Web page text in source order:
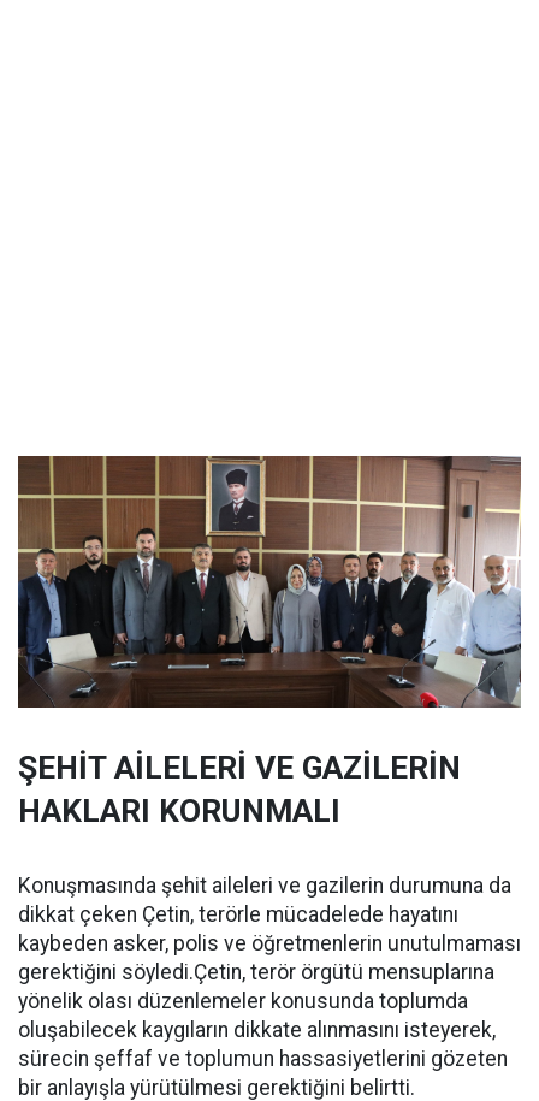
ŞEHİT AİLELERİ VE GAZİLERİN
HAKLARI KORUNMALI
Konuşmasında şehit aileleri ve gazilerin durumuna da
dikkat çeken Çetin, terörle mücadelede hayatını
kaybeden asker, polis ve öğretmenlerin unutulmaması
gerektiğini söyledi.Çetin, terör örgütü mensuplarına
yönelik olası düzenlemeler konusunda toplumda
oluşabilecek kaygıların dikkate alınmasını isteyerek,
sürecin şeffaf ve toplumun hassasiyetlerini gözeten
bir anlayışla yürütülmesi gerektiğini belirtti.